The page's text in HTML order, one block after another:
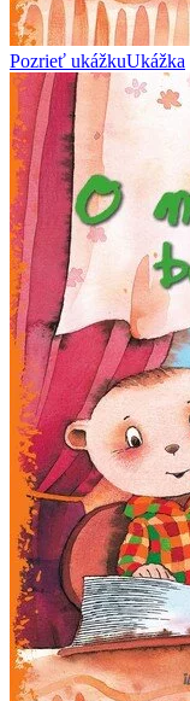
Pozrieť ukážkuUkážka